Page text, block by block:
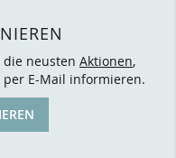
die neusten Aktionen,
per E-Mail informieren.